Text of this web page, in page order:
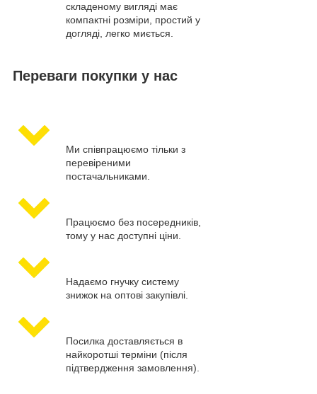
складеному вигляді має
компактні розміри, простий у
догляді, легко миється.
Переваги покупки у нас
Ми співпрацюємо тільки з
перевіреними
постачальниками.
Працюємо без посередників,
тому у нас доступні ціни.
Надаємо гнучку систему
знижок на оптові закупівлі.
Посилка доставляється в
найкоротші терміни (після
підтвердження замовлення).